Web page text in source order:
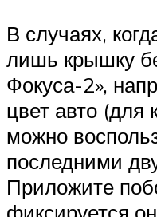
В случаях,
лишь крышку
Фокуса-2»,
цвет авто (для
можно
последними
Приложите